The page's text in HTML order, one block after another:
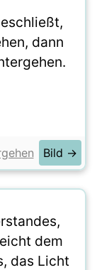
dann
Bild →
dem
das Licht